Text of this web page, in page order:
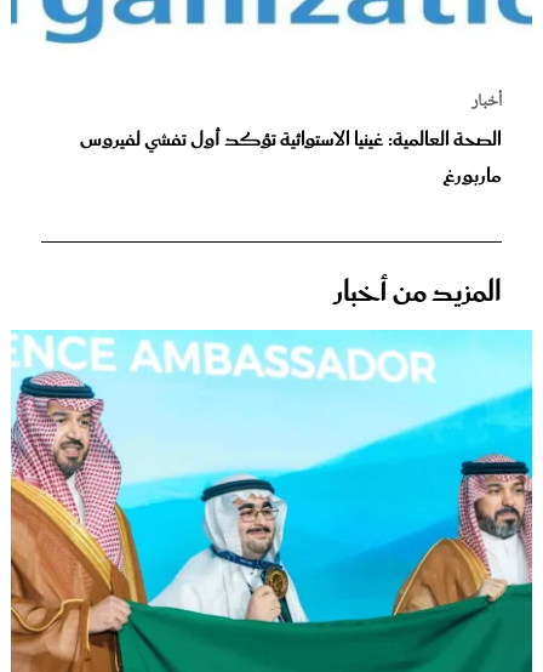
أخبار
الصحة العالمية: غينيا الاستوائية تؤكد أول تفشي لفيروس
ماربورغ
المزيد من أخبار